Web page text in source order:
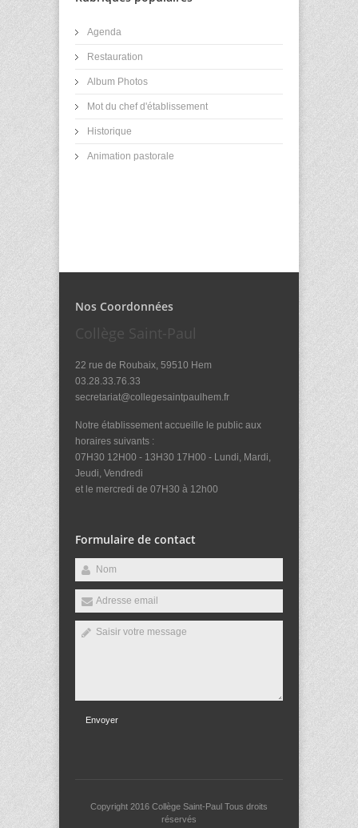
Agenda
Restauration
Album Photos
Mot du chef d'établissement
Historique
Animation pastorale
Nos Coordonnées
Collège Saint-Paul
22 rue de Roubaix, 59510 Hem
03.28.33.76.33
secretariat@collegesaintpaulhem.fr
Notre établissement accueille le public aux
horaires suivants :
07H30 12H00 - 13H30 17H00 - Lundi, Mardi,
Jeudi, Vendredi
et le mercredi de 07H30 à 12h00
Formulaire de contact
Envoyer
Copyright 2016 Collège Saint-Paul Tous droits
réservés